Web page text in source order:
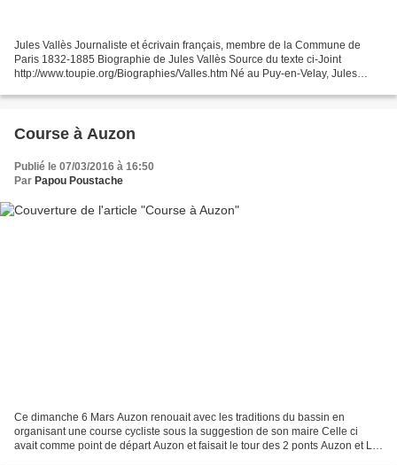
Jules Vallès Journaliste et écrivain français, membre de la Commune de
Paris 1832-1885 Biographie de Jules Vallès Source du texte ci-Joint
http://www.toupie.org/Biographies/Valles.htm Né au Puy-en-Velay, Jules
Course à Auzon
Publié le 07/03/2016 à 16:50
Par Papou Poustache
Ce dimanche 6 Mars Auzon renouait avec les traditions du bassin en
organisant une course cycliste sous la suggestion de son maire Celle ci
avait comme point de départ Auzon et faisait le tour des 2 ponts Auzon et La